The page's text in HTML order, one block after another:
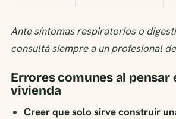
Ante síntomas respiratorios o
consultá siempre a un profesional
Errores comunes al pensar
vivienda
Creer que solo sirve construir